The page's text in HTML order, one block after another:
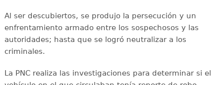
Al ser descubiertos, se produjo la persecución y un
enfrentamiento armado entre los sospechosos y las
autoridades; hasta que se logró neutralizar a los
criminales.
La PNC realiza las investigaciones para determinar si el